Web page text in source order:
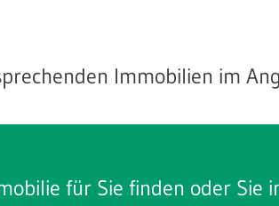
Immobilien im
für Sie finden oder Sie